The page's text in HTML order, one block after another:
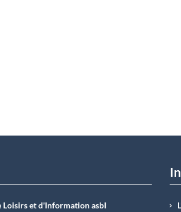
Loisirs et d'Information asbI